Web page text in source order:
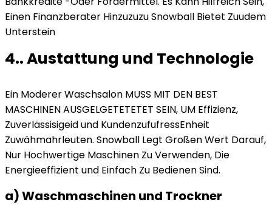
Einen Finanzberater Hinzuzuzu Snowball Bietet Zuudem
Unterstein
4.. Austattung und Technologie
Ein Moderer Waschsalon MUSS MIT DEN BEST
MASCHINEN AUSGELGETETETET SEIN, UM Effizienz,
Zuverlässisigeid und KundenzufufressEnheit
Zuwähmahrleuten. Snowball Legt Großen Wert Darauf,
Nur Hochwertige Maschinen Zu Verwenden, Die
Energieeffizient und Einfach Zu Bedienen Sind.
a) Waschmaschinen und Trockner